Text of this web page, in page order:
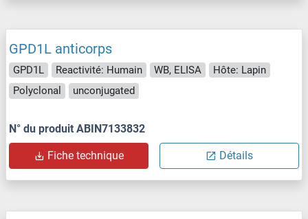
GPD1L anticorps
GPD1L Reactivité: Humain WB, ELISA
Hôte: Lapin
Polyclonal
unconjugated
N° du produit ABIN7133832
Fiche technique Détails